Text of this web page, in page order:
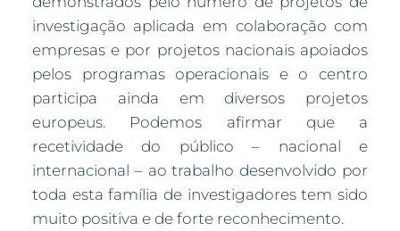
investigação aplicada em colaboração com
empresas e por projetos nacionais apoiados
pelos programas operacionais e o centro
participa ainda em diversos projetos
europeus. Podemos afirmar que a
recetividade do público – nacional e
internacional – ao trabalho desenvolvido por
toda esta família de investigadores tem sido
muito positiva e de forte reconhecimento.